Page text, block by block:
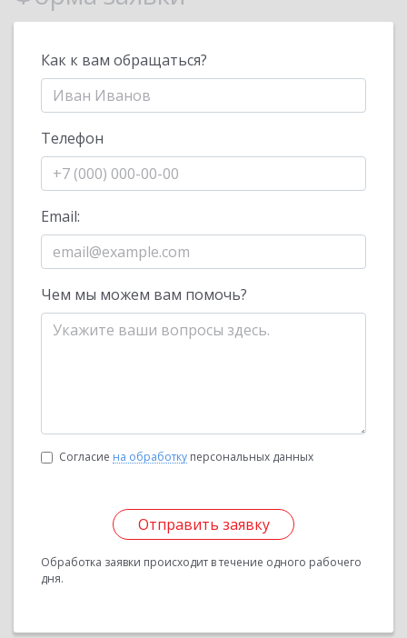
Как к вам обращаться?
Телефон
Email:
Чем мы можем вам помочь?
Согласие на обработку персональных данных
Отправить заявку
Обработка заявки происходит в течение одного рабочего
дня.